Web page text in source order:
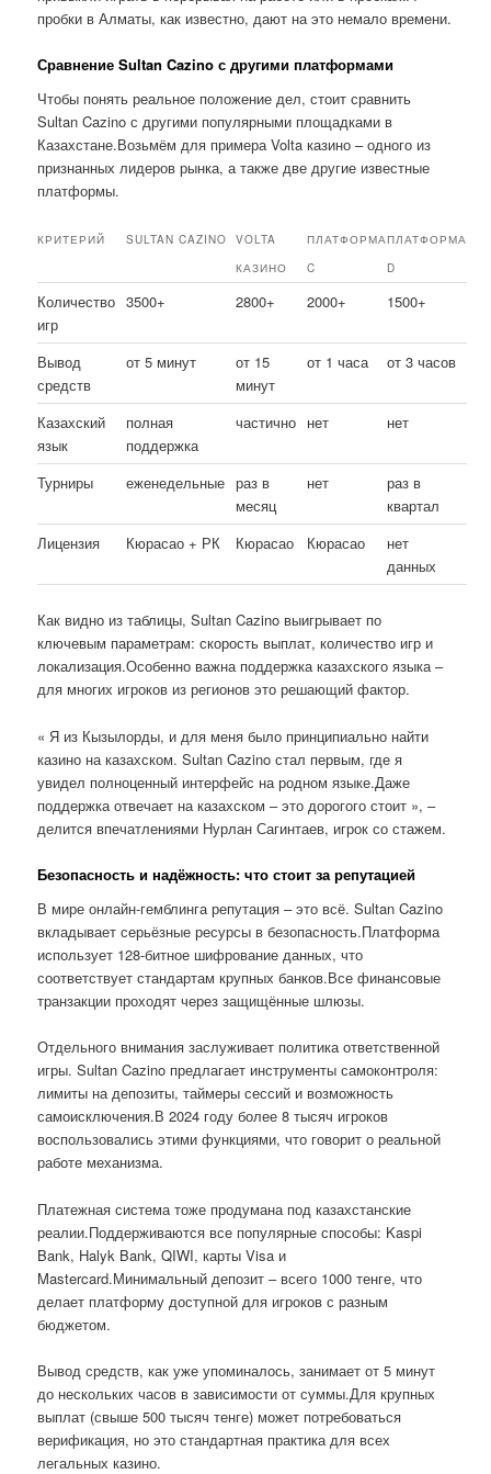
пробки в Алматы, как известно, дают на это немало времени.
Сравнение Sultan Cazino с другими платформами
Чтобы понять реальное положение дел, стоит сравнить
Sultan Cazino с другими популярными площадками в
Казахстане.Возьмём для примера Volta казино – одного из
признанных лидеров рынка, а также две другие известные
платформы.
КРИТЕРИЙ SULTAN CAZINO
VOLTA
КАЗИНО
ПЛАТФОРМА
C
ПЛАТФОРМА
D
Количество
игр
3500+ 2800+ 2000+ 1500+
Вывод
средств
от 5 минут
от 15
минут
от 1 часа от 3 часов
Казахский
язык
полная
поддержка
частично нет нет
Турниры еженедельные раз в
месяц
нет
раз в
квартал
Лицензия
Кюрасао + РК Кюрасао Кюрасао
нет
данных
Как видно из таблицы, Sultan Cazino выигрывает по
ключевым параметрам: скорость выплат, количество игр и
локализация.Особенно важна поддержка казахского языка –
для многих игроков из регионов это решающий фактор.
« Я из Кызылорды, и для меня было принципиально найти
казино на казахском. Sultan Cazino стал первым, где я
увидел полноценный интерфейс на родном языке.Даже
поддержка отвечает на казахском – это дорогого стоит », –
делится впечатлениями Нурлан Сагинтаев, игрок со стажем.
Безопасность и надёжность: что стоит за репутацией
В мире онлайн-гемблинга репутация – это всё. Sultan Cazino
вкладывает серьёзные ресурсы в безопасность.Платформа
использует 128-битное шифрование данных, что
соответствует стандартам крупных банков.Все финансовые
транзакции проходят через защищённые шлюзы.
Отдельного внимания заслуживает политика ответственной
игры. Sultan Cazino предлагает инструменты самоконтроля:
лимиты на депозиты, таймеры сессий и возможность
самоисключения.В 2024 году более 8 тысяч игроков
воспользовались этими функциями, что говорит о реальной
работе механизма.
Платежная система тоже продумана под казахстанские
реалии.Поддерживаются все популярные способы: Kaspi
Bank, Halyk Bank, QIWI, карты Visa и
Mastercard.Минимальный депозит – всего 1000 тенге, что
делает платформу доступной для игроков с разным
бюджетом.
Вывод средств, как уже упоминалось, занимает от 5 минут
до нескольких часов в зависимости от суммы.Для крупных
выплат (свыше 500 тысяч тенге) может потребоваться
верификация, но это стандартная практика для всех
легальных казино.